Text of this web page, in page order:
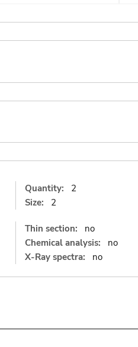
Quantity:
2
Size:
2
Thin section:
no
Chemical analysis:
no
X-Ray spectra:
no